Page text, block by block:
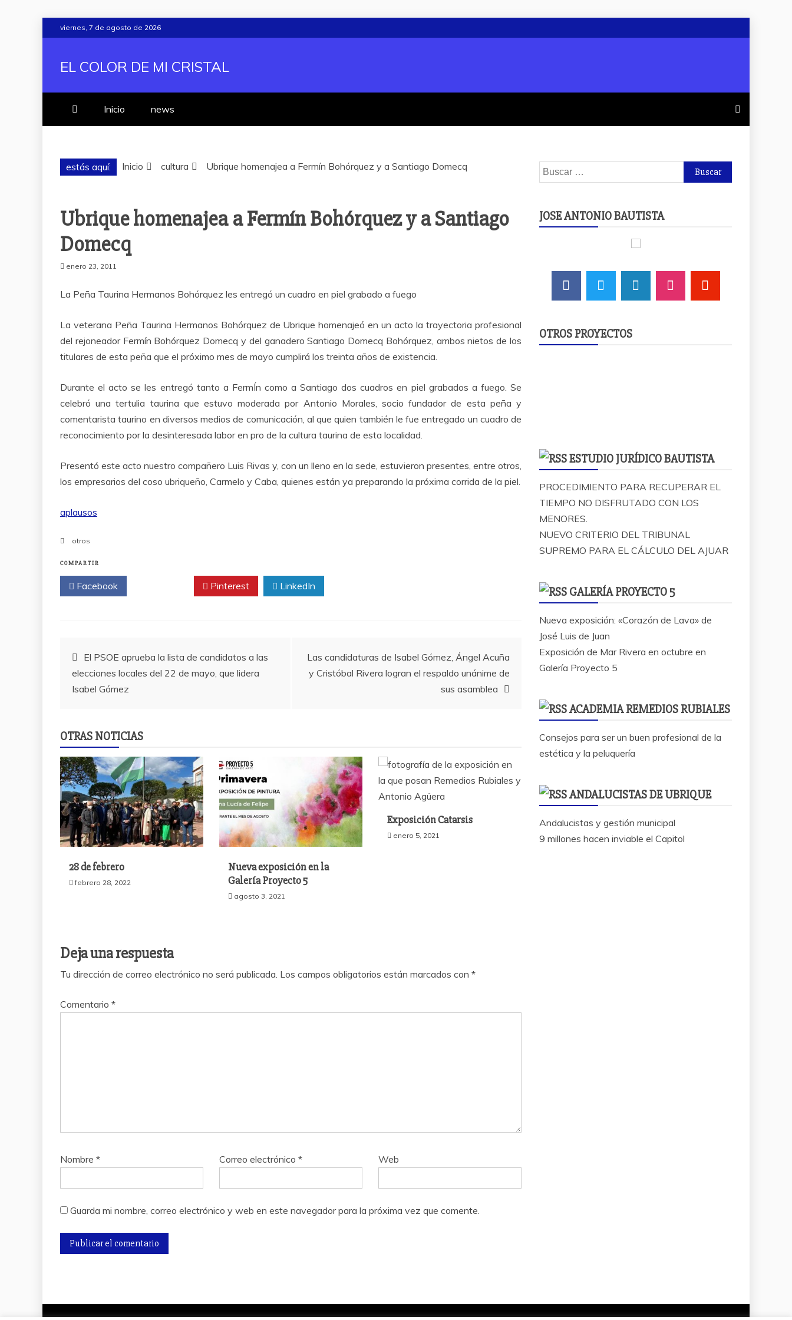
Saltar
al
viernes, 7 de agosto de 2026
EL COLOR DE MI CRISTAL
Inicio news
estás aquí: Inicio cultura Ubrique homenajea a Fermín Bohórquez y a Santiago Domecq
Ubrique homenajea a Fermín Bohórquez y a Santiago
Domecq
enero 23, 2011
La Peña Taurina Hermanos Bohórquez les entregó un cuadro en piel grabado a fuego
La veterana Peña Taurina Hermanos Bohórquez de Ubrique homenajeó en un acto la trayectoria profesional
del rejoneador Fermín Bohórquez Domecq y del ganadero Santiago Domecq Bohórquez, ambos nietos de los
titulares de esta peña que el próximo mes de mayo cumplirá los treinta años de existencia.
Durante el acto se les entregó tanto a FermÍn como a Santiago dos cuadros en piel grabados a fuego. Se
celebró una tertulia taurina que estuvo moderada por Antonio Morales, socio fundador de esta peña y
comentarista taurino en diversos medios de comunicación, al que quien también le fue entregado un cuadro de
reconocimiento por la desinteresada labor en pro de la cultura taurina de esta localidad.
Presentó este acto nuestro compañero Luis Rivas y, con un lleno en la sede, estuvieron presentes, entre otros,
los empresarios del coso ubriqueño, Carmelo y Caba, quienes están ya preparando la próxima corrida de la piel.
aplausos
otros
COMPARTIR
Facebook Pinterest LinkedIn
Navegación
de
El PSOE aprueba la lista de candidatos a las
elecciones locales del 22 de mayo, que lidera
Isabel Gómez
Las candidaturas de Isabel Gómez, Ángel Acuña
y Cristóbal Rivera logran el respaldo unánime de
sus asamblea
OTRAS NOTICIAS
28 de febrero
febrero 28, 2022
Nueva exposición en la
Galería Proyecto 5
agosto 3, 2021
Exposición Catarsis
enero 5, 2021
Deja una respuesta
Tu dirección de correo electrónico no será publicada. Los campos obligatorios están marcados con *
Comentario *
Nombre * Correo electrónico* Web
Guarda mi nombre, correo electrónico y web en este navegador para la próxima vez que comente.
Buscar:
JOSE ANTONIO BAUTISTA
OTROS PROYECTOS
ESTUDIO JURÍDICO BAUTISTA
PROCEDIMIENTO PARA RECUPERAR EL
TIEMPO NO DISFRUTADO CON LOS
MENORES.
NUEVO CRITERIO DEL TRIBUNAL
SUPREMO PARA EL CÁLCULO DEL AJUAR
GALERÍA PROYECTO 5
Nueva exposición: «Corazón de Lava» de
José Luis de Juan
Exposición de Mar Rivera en octubre en
Galería Proyecto 5
ACADEMIA REMEDIOS RUBIALES
Consejos para ser un buen profesional de la
estética y la peluquería
ANDALUCISTAS DE UBRIQUE
Andalucistas y gestión municipal
9 millones hacen inviable el Capitol